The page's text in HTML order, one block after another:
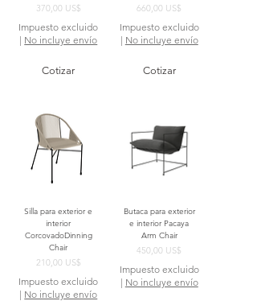
Precio
370,00 US$
Impuesto excluido
| No incluye envío
Cotizar
Precio
660,00 US$
Impuesto excluido
| No incluye envío
Cotizar
Silla para exterior e
interior
CorcovadoDinning
Chair
Precio
210,00 US$
Impuesto excluido
| No incluye envío
Butaca para exterior
e interior Pacaya
Arm Chair
Precio
450,00 US$
Impuesto excluido
| No incluye envío